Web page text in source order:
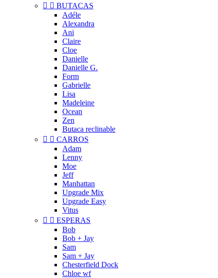
  BUTACAS
Adéle
Alexandra
Ani
Claire
Cloe
Danielle
Danielle G.
Form
Gabrielle
Lisa
Madeleine
Ocean
Zen
Butaca reclinable
  CARROS
Adam
Lenny
Moe
Jeff
Manhattan
Upgrade Mix
Upgrade Easy
Vitus
  ESPERAS
Bob
Bob + Jay
Sam
Sam + Jay
Chesterfield Dock
Chloe wf